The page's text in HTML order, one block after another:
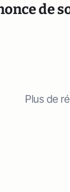
de
Plus de